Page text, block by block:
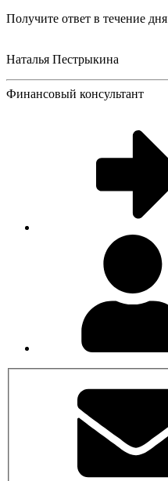
Получите ответ в течение дня
Наталья Пестрыкина
Финансовый консультант